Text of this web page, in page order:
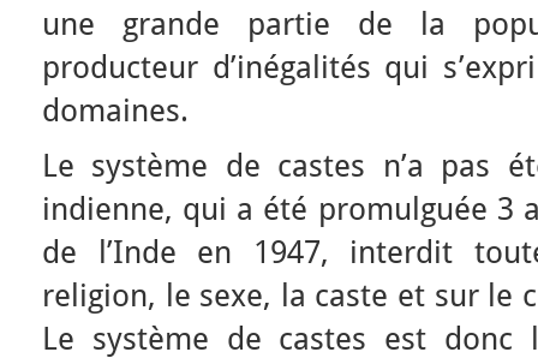
une grande partie de la
producteur d’inégalités qui
domaines.
Le système de castes n’a pas
indienne, qui a été promulguée 3
de l’Inde en 1947, interdit
religion, le sexe, la caste et sur le
Le système de castes est